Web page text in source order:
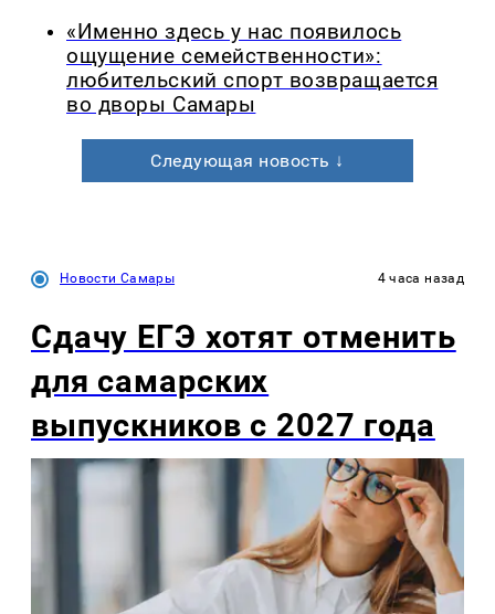
«Именно здесь у нас появилось
ощущение семейственности»:
любительский спорт возвращается
во дворы Самары
Следующая новость ↓
Новости Самары 4 часа назад
Сдачу ЕГЭ хотят отменить
для самарских
выпускников с 2027 года